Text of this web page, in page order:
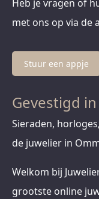
Heb je vragen of
met ons op via de
Stuur een appje
Gevestigd
Sieraden,
de juwelier in
Welkom bij
grootste online